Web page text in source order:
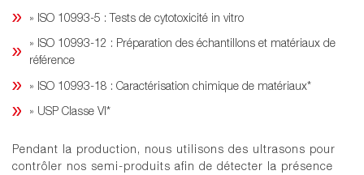
» ISO 10993-5 : Tests de cytotoxicité in vitro
» ISO 10993-12 : Préparation des échantillons et matériaux de
référence
» ISO 10993-18 : Caractérisation chimique de matériaux*
» USP Classe VI*
Pendant la production, nous utilisons des ultrasons pour
contrôler nos semi-produits afin de détecter la présence